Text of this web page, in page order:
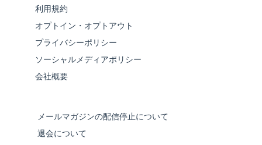
利用規約
オプトイン・オプトアウト
プライバシーポリシー
ソーシャルメディアポリシー
会社概要
メールマガジンの配信停止について
退会について